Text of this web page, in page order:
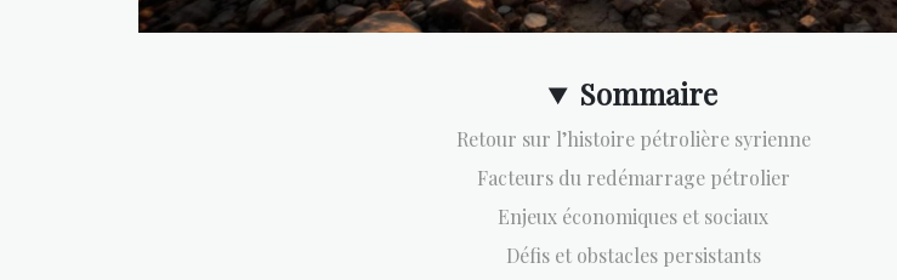
Sommaire
Retour sur l’histoire pétrolière syrienne
Facteurs du redémarrage pétrolier
Enjeux économiques et sociaux
Défis et obstacles persistants